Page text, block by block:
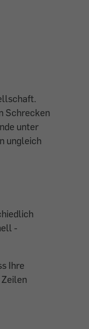
Schrecken
unter
ungleich
Ihre